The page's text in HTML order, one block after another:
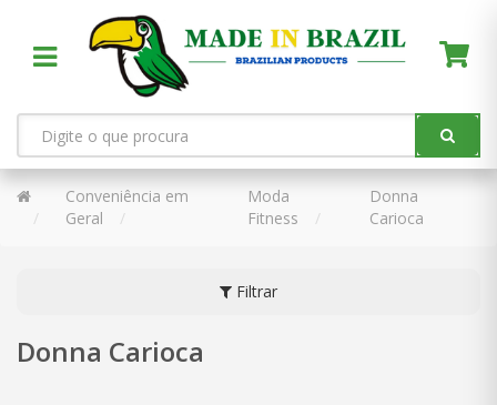
Conveniência em
Geral
Moda
Fitness
Donna
Carioca
Filtrar
Donna Carioca